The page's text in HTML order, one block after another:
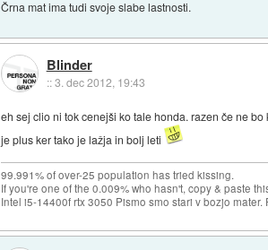
Črna mat ima tudi svoje slabe lastnosti.
Blinder
::3. dec 2012, 19:43
eh sej clio ni tok cenejši ko tale honda. razen če ne
je plus ker tako je lažja in bolj leti
99.991% of over-25 population has tried kissing.
If you're one of the 0.009% who hasn't, copy & paste
Intel i5-14400f rtx 3050 Pismo smo stari v bozjo